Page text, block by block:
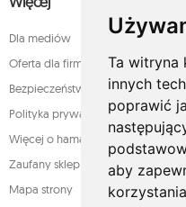
Ta witryna
innych
poprawić
aby
Dla mediów
Oferta dla firm
Bezpieczeństwo płatności
Polityka prywatności
Więcej o hamakach
Zaufany sklep
Mapa strony